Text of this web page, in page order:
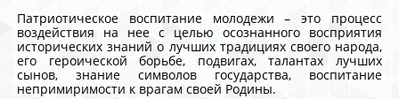
Патриотическое воспитание молодежи – это процесс
воздействия на нее с целью осознанного восприятия
исторических знаний о лучших традициях своего народа,
его героической борьбе, подвигах, талантах лучших
сынов, знание символов государства, воспитание
непримиримости к врагам своей Родины.